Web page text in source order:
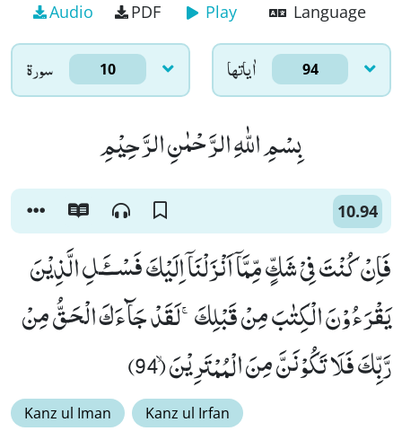
Audio PDF Play Language
سورۃ 10 اٰياتها 94
بِسْمِ اللّٰهِ الرَّحْمٰنِ الرَّحِیْمِ
10.94
فَاِنْ كُنْتَ فِیْ شَكٍّ مِّمَّاۤ اَنْزَلْنَاۤ اِلَیْكَ فَسْــٴَـلِ الَّذِیْنَ
یَقْرَءُوْنَ الْكِتٰبَ مِنْ قَبْلِكَۚ-لَقَدْ جَآءَكَ الْحَقُّ مِنْ
رَّبِّكَ فَلَا تَكُوْنَنَّ مِنَ الْمُمْتَرِیْنَۙ (94)
Kanz ul Iman Kanz ul Irfan